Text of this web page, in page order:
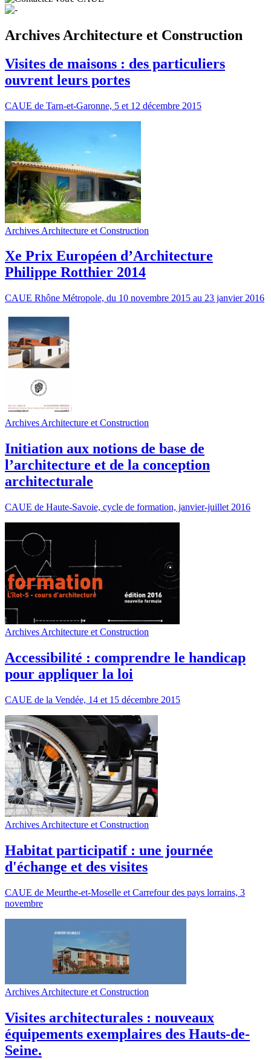
Archives Architecture et Construction
Visites de maisons : des particuliers
ouvrent leurs portes
CAUE de Tarn-et-Garonne, 5 et 12 décembre 2015
Archives Architecture et Construction
Xe Prix Européen d’Architecture
Philippe Rotthier 2014
CAUE Rhône Métropole, du 10 novembre 2015 au 23 janvier 2016
Archives Architecture et Construction
Initiation aux notions de base de
l’architecture et de la conception
architecturale
CAUE de Haute-Savoie, cycle de formation, janvier-juillet 2016
Archives Architecture et Construction
Accessibilité : comprendre le handicap
pour appliquer la loi
CAUE de la Vendée, 14 et 15 décembre 2015
Archives Architecture et Construction
Habitat participatif : une journée
d'échange et des visites
CAUE de Meurthe-et-Moselle et Carrefour des pays lorrains, 3
novembre
Archives Architecture et Construction
Visites architecturales : nouveaux
équipements exemplaires des Hauts-de-
Seine.